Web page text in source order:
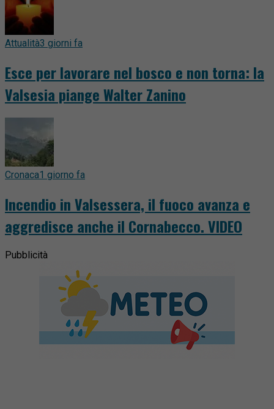
Attualità3 giorni fa
Esce per lavorare nel bosco e non torna: la
Valsesia piange Walter Zanino
Cronaca1 giorno fa
Incendio in Valsessera, il fuoco avanza e
aggredisce anche il Cornabecco. VIDEO
Pubblicità